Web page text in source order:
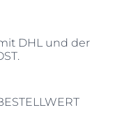
DHL und der